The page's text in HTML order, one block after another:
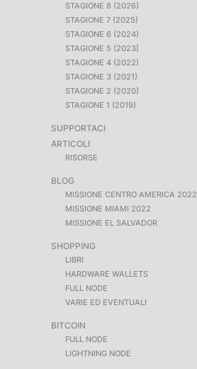
STAGIONE 8 (2026)
STAGIONE 7 (2025)
STAGIONE 6 (2024)
STAGIONE 5 (2023)
STAGIONE 4 (2022)
STAGIONE 3 (2021)
STAGIONE 2 (2020)
STAGIONE 1 (2019)
SUPPORTACI
ARTICOLI
RISORSE
BLOG
MISSIONE CENTRO AMERICA 2022
MISSIONE MIAMI 2022
MISSIONE EL SALVADOR
SHOPPING
LIBRI
HARDWARE WALLETS
FULL NODE
VARIE ED EVENTUALI
BITCOIN
FULL NODE
LIGHTNING NODE